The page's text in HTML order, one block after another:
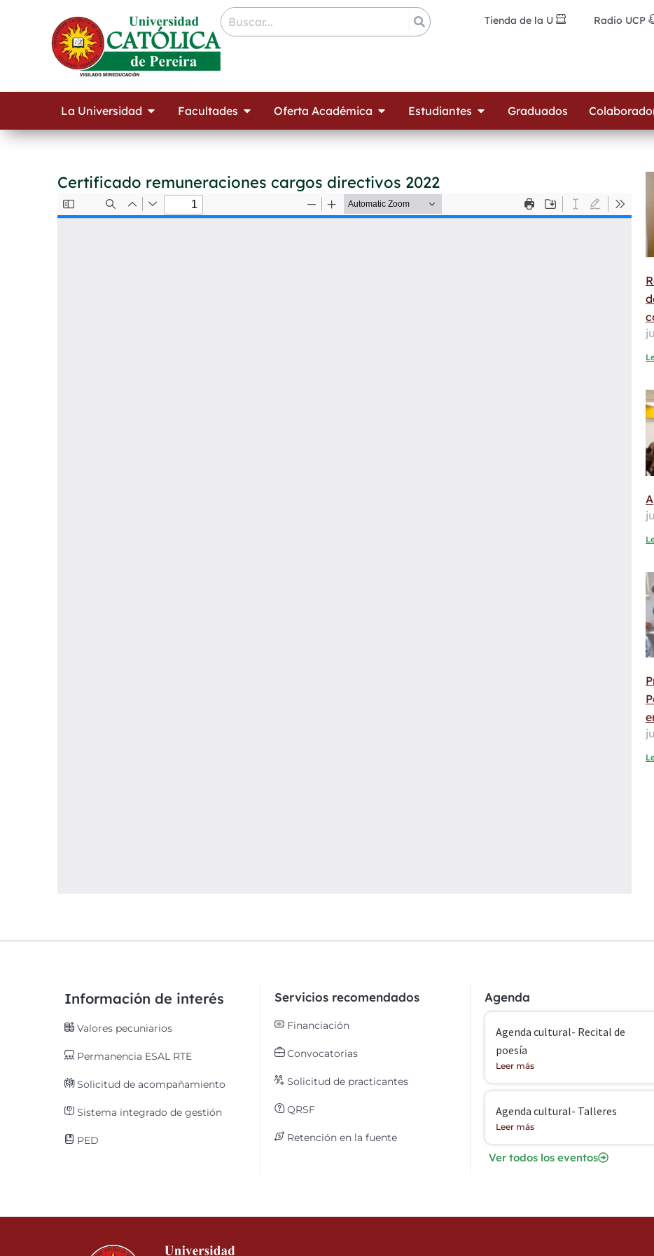
Tienda de la U Radio UCP
La Universidad Open La Universidad
Facultades Open Facultades
Oferta Académica Open Oferta Académica
Estudiantes Open Estudiantes
Graduados
Certificado remuneraciones cargos directivos 2022
Información de interés
Valores pecuniarios
Permanencia ESAL RTE
Solicitud de acompañamiento
Sistema integrado de gestión
PED
Servicios recomendados
Financiación
Convocatorias
Solicitud de practicantes
QRSF
Retención en la fuente
Agenda
Agenda cultural- Recital de
poesía
Leer más
Agenda cultural- Talleres
Leer más
Ver todos los eventos